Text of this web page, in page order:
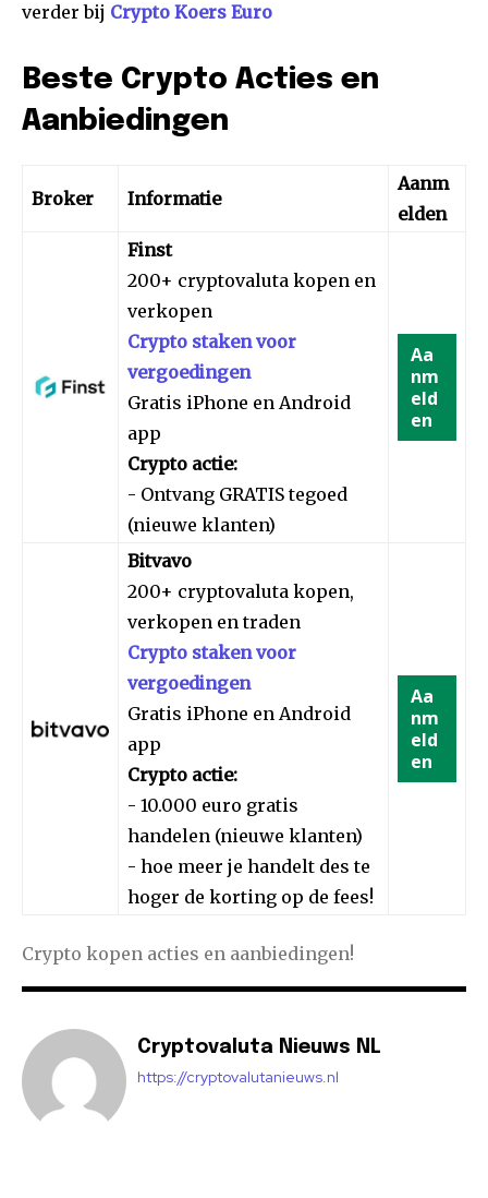
verder bij Crypto Koers Euro
Beste Crypto Acties en
Aanbiedingen
Broker Informatie
Aanm
elden
Finst
200+ cryptovaluta kopen en
verkopen
Crypto staken voor
vergoedingen
Gratis iPhone en Android
app
Crypto actie:
- Ontvang GRATIS tegoed
(nieuwe klanten)
Aa
nm
eld
en
Bitvavo
200+ cryptovaluta kopen,
verkopen en traden
Crypto staken voor
vergoedingen
Gratis iPhone en Android
app
Crypto actie:
- 10.000 euro gratis
handelen (nieuwe klanten)
- hoe meer je handelt des te
hoger de korting op de fees!
Aa
nm
eld
en
Crypto kopen acties en aanbiedingen!
Cryptovaluta Nieuws NL
https://cryptovalutanieuws.nl